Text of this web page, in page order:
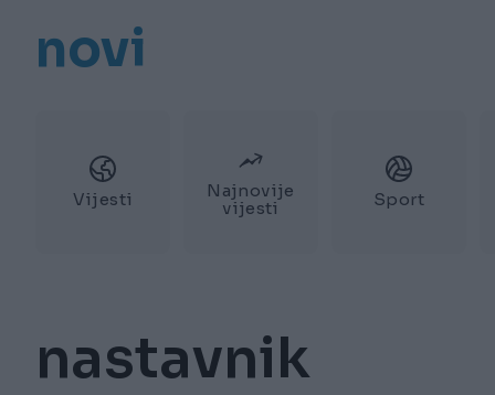
novi
Vijesti
Najnovije
vijesti
Sport
nastavnik